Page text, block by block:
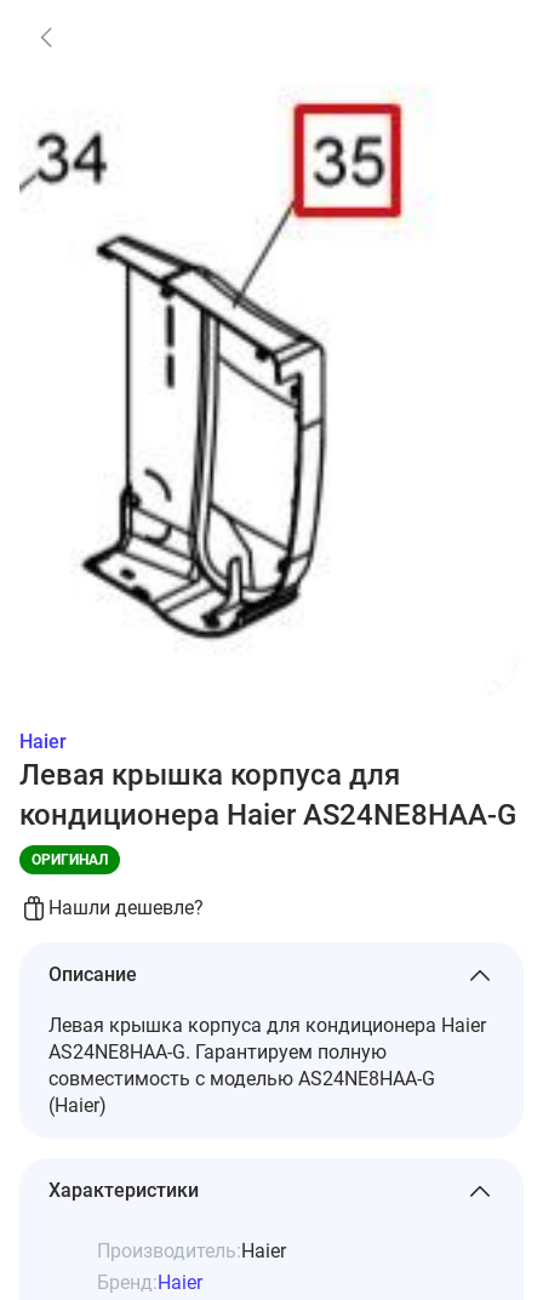
Haier
Левая крышка корпуса для
кондиционера Haier AS24NE8HAA-G
ОРИГИНАЛ
Нашли дешевле?
Описание
Левая крышка корпуса для кондиционера Haier
AS24NE8HAA-G. Гарантируем полную
совместимость с моделью AS24NE8HAA-G
(Haier)
Характеристики
Производитель:Haier
Бренд:Haier